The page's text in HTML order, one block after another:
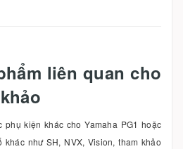
liên quan cho
phụ kiện khác cho Yamaha PG1 hoặc
như SH, NVX, Vision, tham khảo